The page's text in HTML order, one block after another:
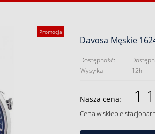
Promocja
Davosa Męskie
Dostępność:
Wysyłka
12h
Nasza cena: 1
Cena w sklepie